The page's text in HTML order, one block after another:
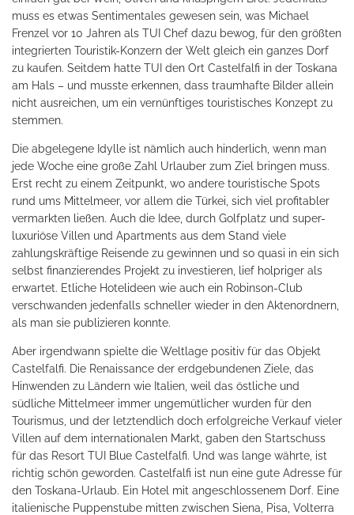
muss es etwas Sentimentales gewesen sein, was Michael
Frenzel vor 10 Jahren als TUI Chef dazu bewog, für den größten
integrierten Touristik-Konzern der Welt gleich ein ganzes Dorf
zu kaufen. Seitdem hatte TUI den Ort Castelfalfi in der Toskana
am Hals – und musste erkennen, dass traumhafte Bilder allein
nicht ausreichen, um ein vernünftiges touristisches Konzept zu
stemmen.
Die abgelegene Idylle ist nämlich auch hinderlich, wenn man
jede Woche eine große Zahl Urlauber zum Ziel bringen muss.
Erst recht zu einem Zeitpunkt, wo andere touristische Spots
rund ums Mittelmeer, vor allem die Türkei, sich viel profitabler
vermarkten ließen. Auch die Idee, durch Golfplatz und super-
luxuriöse Villen und Apartments aus dem Stand viele
zahlungskräftige Reisende zu gewinnen und so quasi in ein sich
selbst finanzierendes Projekt zu investieren, lief holpriger als
erwartet. Etliche Hotelideen wie auch ein Robinson-Club
verschwanden jedenfalls schneller wieder in den Aktenordnern,
als man sie publizieren konnte.
Aber irgendwann spielte die Weltlage positiv für das Objekt
Castelfalfi. Die Renaissance der erdgebundenen Ziele, das
Hinwenden zu Ländern wie Italien, weil das östliche und
südliche Mittelmeer immer ungemütlicher wurden für den
Tourismus, und der letztendlich doch erfolgreiche Verkauf vieler
Villen auf dem internationalen Markt, gaben den Startschuss
für das Resort TUI Blue Castelfalfi. Und was lange währte, ist
richtig schön geworden. Castelfalfi ist nun eine gute Adresse für
den Toskana-Urlaub. Ein Hotel mit angeschlossenem Dorf. Eine
italienische Puppenstube mitten zwischen Siena, Pisa, Volterra